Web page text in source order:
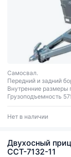
Самосвал.
Передний и задний
Внутренние
Грузоподъемность
Нет в наличии
Двухосный
ССТ-7132-11